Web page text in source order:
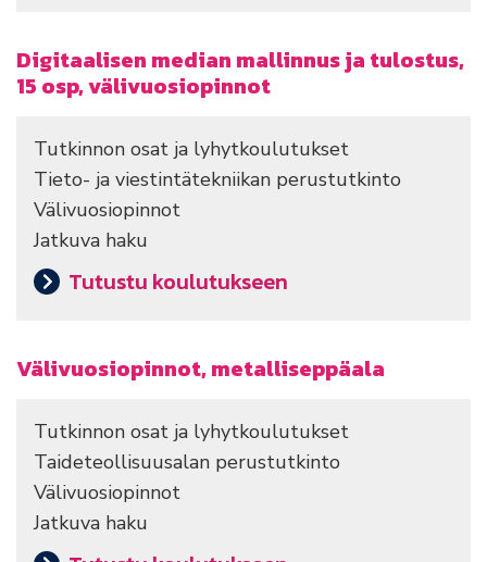
Digitaalisen median mallinnus ja tulostus,
15 osp, välivuosiopinnot
Tutkinnon osat ja lyhytkoulutukset
Tieto- ja viestintätekniikan perustutkinto
Välivuosiopinnot
Jatkuva haku
Tutustu koulutukseen
Välivuosiopinnot, metalliseppäala
Tutkinnon osat ja lyhytkoulutukset
Taideteollisuusalan perustutkinto
Välivuosiopinnot
Jatkuva haku